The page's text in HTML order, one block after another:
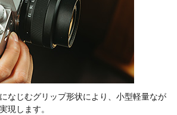
なじむグリップ形状により、小型軽量なが
現します。